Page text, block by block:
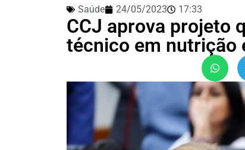
Saúde 24/05/2023 17:33
CCJ aprova projeto
técnico em nutrição